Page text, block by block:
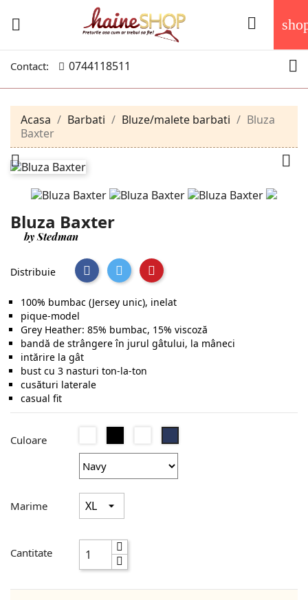
 
Contact: 0744118511 
Acasa Barbati Bluze/malete barbati
Bluza
Baxter
 
Bluza Baxter
by Stedman
Distribuie
100% bumbac (Jersey unic), inelat
pique-model
Grey Heather: 85% bumbac, 15% viscoză
bandă de strângere în jurul gâtului, la mâneci
intărire la gât
bust cu 3 nasturi ton-la-ton
cusături laterale
casual fit
Culoare
Opal
Heather
Marime
Cantitate